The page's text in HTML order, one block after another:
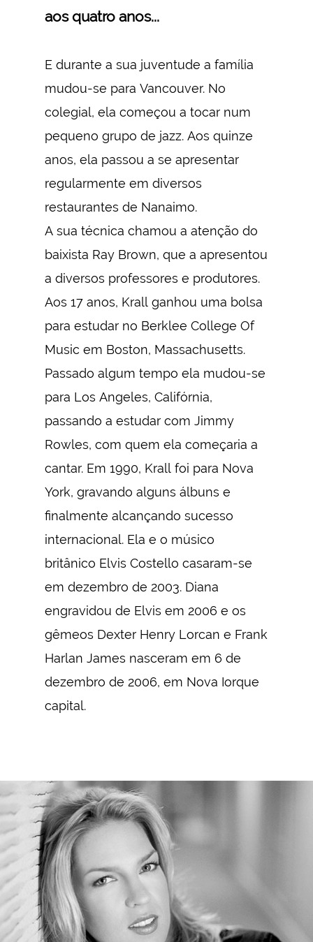
aos quatro anos...
E durante a sua juventude a família
mudou-se para Vancouver. No
colegial, ela começou a tocar num
pequeno grupo de jazz. Aos quinze
anos, ela passou a se apresentar
regularmente em diversos
restaurantes de Nanaimo.
A sua técnica chamou a atenção do
baixista Ray Brown, que a apresentou
a diversos professores e produtores.
Aos 17 anos, Krall ganhou uma bolsa
para estudar no Berklee College Of
Music em Boston, Massachusetts.
Passado algum tempo ela mudou-se
para Los Angeles, Califórnia,
passando a estudar com Jimmy
Rowles, com quem ela começaria a
cantar. Em 1990, Krall foi para Nova
York, gravando alguns álbuns e
finalmente alcançando sucesso
internacional. Ela e o músico
britânico Elvis Costello casaram-se
em dezembro de 2003. Diana
engravidou de Elvis em 2006 e os
gêmeos Dexter Henry Lorcan e Frank
Harlan James nasceram em 6 de
dezembro de 2006, em Nova Iorque
capital.